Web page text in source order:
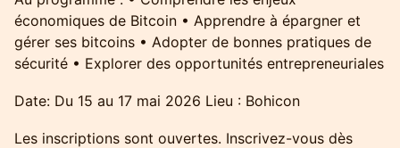
économiques de Bitcoin •⁠ ⁠Apprendre à épargner et
gérer ses bitcoins •⁠ ⁠Adopter de bonnes pratiques de
sécurité •⁠ ⁠Explorer des opportunités entrepreneuriales
Date: Du 15 au 17 mai 2026 Lieu : Bohicon
Les inscriptions sont ouvertes. Inscrivez-vous dès